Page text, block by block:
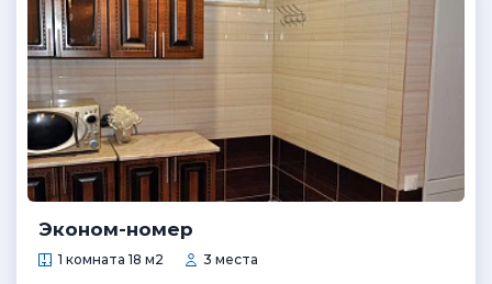
Эконом-номер
1 комната 18 м2 3 места